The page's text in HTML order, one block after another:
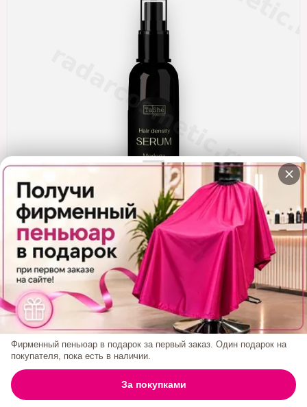
Ещё категории
✓ Отправка 24ч · ✓ Оригинал ✓ Поддержка
ГЛАВНАЯ ПОИСК КОРЗИНА АККАУНТ
Сыворотка Для Густоты Волос Tashe
Professional "Moringa", 100 Мл
694₽
БРЕНД: TASHE
Фирменный пеньюар в подарок за первый заказ. Один подарок на
покупателя, пока есть в наличии.
За покупками